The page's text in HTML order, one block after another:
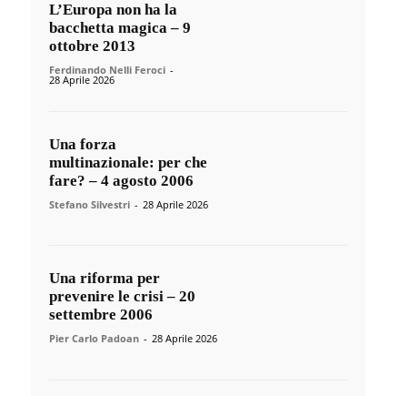
L’Europa non ha la
bacchetta magica – 9
ottobre 2013
Ferdinando Nelli Feroci -
28 Aprile 2026
Una forza
multinazionale: per che
fare? – 4 agosto 2006
Stefano Silvestri - 28 Aprile 2026
Una riforma per
prevenire le crisi – 20
settembre 2006
Pier Carlo Padoan - 28 Aprile 2026